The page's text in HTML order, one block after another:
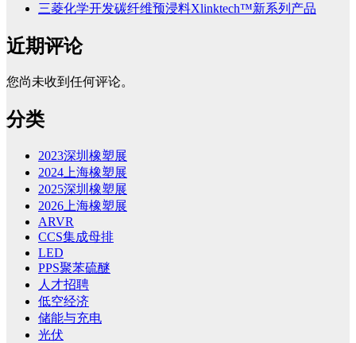
三菱化学开发碳纤维预浸料Xlinktech™新系列产品
近期评论
您尚未收到任何评论。
分类
2023深圳橡塑展
2024上海橡塑展
2025深圳橡塑展
2026上海橡塑展
ARVR
CCS集成母排
LED
PPS聚苯硫醚
人才招聘
低空经济
储能与充电
光伏